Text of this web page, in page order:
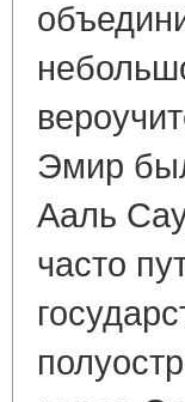
Эмир
Ааль
часто